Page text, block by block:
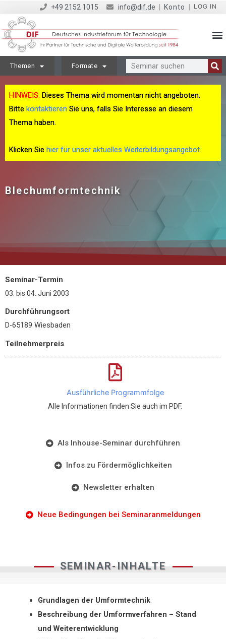
+49 2152 1015 info@dif.de Konto LOG IN
Themen Formate
HINWEIS: Dieses Thema wird momentan nicht angeboten.
Bitte kontaktieren Sie uns, falls Sie Interesse an diesem
Thema haben.
Klicken Sie hier für unser aktuelles Weiterbildungsangebot.
Blechumformtechnik
Seminar-Termin
03. bis 04. Juni 2003
Durchführungsort
D-65189 Wiesbaden
Teilnehmerpreis
Ausführliche Programmfolge
Alle Informationen finden Sie auch im PDF.
Als Inhouse-Seminar durchführen
Infos zu Fördermöglichkeiten
Newsletter erhalten
Neue Bedingungen bei Seminaranmeldungen
SEMINAR-INHALTE
Grundlagen der Umformtechnik
Beschreibung der Umformverfahren – Stand
und Weiterentwicklung